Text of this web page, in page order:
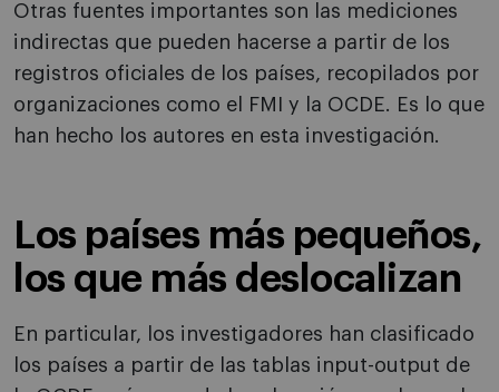
Otras fuentes importantes son las mediciones
indirectas que pueden hacerse a partir de los
registros oficiales de los países, recopilados por
organizaciones como el FMI y la OCDE. Es lo que
han hecho los autores en esta investigación.
Los países más pequeños,
los que más deslocalizan
En particular, los investigadores han clasificado
los países a partir de las tablas input-output de